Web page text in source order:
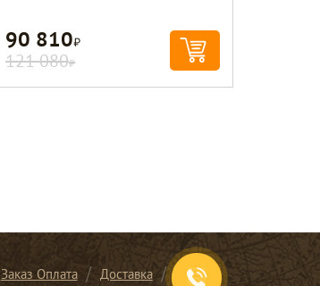
90 810Р
121 080Р
Заказ Оплата Доставка